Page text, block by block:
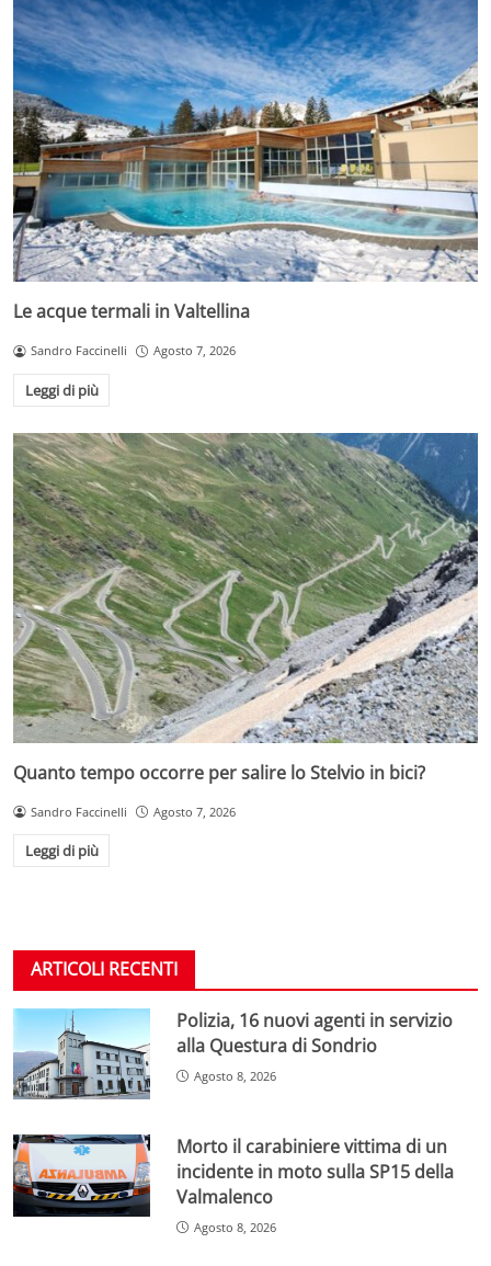
Le acque termali in Valtellina
Sandro Faccinelli Agosto 7, 2026
Leggi di più
Quanto tempo occorre per salire lo Stelvio in bici?
Sandro Faccinelli Agosto 7, 2026
Leggi di più
ARTICOLI RECENTI
Polizia, 16 nuovi agenti in servizio
alla Questura di Sondrio
Agosto 8, 2026
Morto il carabiniere vittima di un
incidente in moto sulla SP15 della
Valmalenco
Agosto 8, 2026